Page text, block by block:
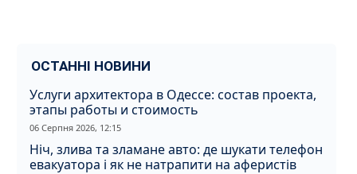
ОСТАННІ НОВИНИ
Услуги архитектора в Одессе: состав проекта,
этапы работы и стоимость
06 Серпня 2026, 12:15
Ніч, злива та зламане авто: де шукати телефон
евакуатора і як не натрапити на аферистів